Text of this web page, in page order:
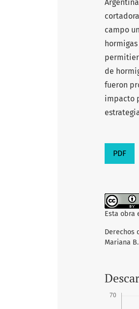
campo
de
fueron
impacto
PDF
Esta obra
Derechos
Mariana